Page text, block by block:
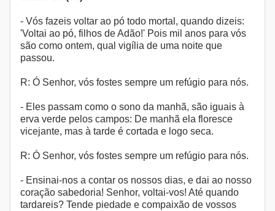
- Vós fazeis voltar ao pó todo mortal, quando dizeis:
'Voltai ao pó, filhos de Adão!' Pois mil anos para vós
são como ontem, qual vigília de uma noite que
passou.
R: Ó Senhor, vós fostes sempre um refúgio para nós.
- Eles passam como o sono da manhã, são iguais à
erva verde pelos campos: De manhã ela floresce
vicejante, mas à tarde é cortada e logo seca.
R: Ó Senhor, vós fostes sempre um refúgio para nós.
- Ensinai-nos a contar os nossos dias, e dai ao nosso
coração sabedoria! Senhor, voltai-vos! Até quando
tardareis? Tende piedade e compaixão de vossos